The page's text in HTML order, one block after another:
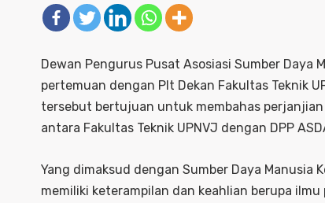
Dewan Pengurus Pusat Asosiasi Sumber Daya
pertemuan dengan Plt Dekan Fakultas Teknik
tersebut bertujuan untuk membahas
antara Fakultas Teknik UPNVJ dengan DPP
Yang dimaksud dengan Sumber Daya
memiliki keterampilan dan keahlian berupa